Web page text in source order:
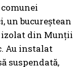
un bucureștean
izolat din Munții
Au instalat
suspendată,